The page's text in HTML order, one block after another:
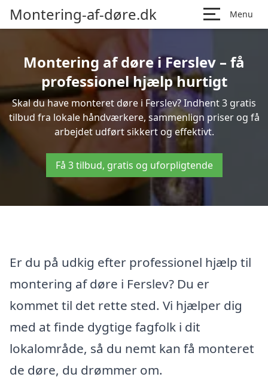
Montering-af-døre.dk Menu
Montering af døre i Ferslev – få
professionel hjælp hurtigt
Skal du have monteret døre i Ferslev? Indhent 3 gratis
tilbud fra lokale håndværkere, sammenlign priser og få
arbejdet udført sikkert og effektivt.
Få 3 tilbud, gratis og uforpligtende
Er du på udkig efter professionel hjælp til
montering af døre i Ferslev? Du er
kommet til det rette sted. Vi hjælper dig
med at finde dygtige fagfolk i dit
lokalområde, så du nemt kan få monteret
de døre, du drømmer om.